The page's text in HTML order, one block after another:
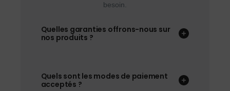
besoin.
Quelles garanties offrons-nous sur
nos produits ?
Quels sont les modes de paiement
acceptés ?